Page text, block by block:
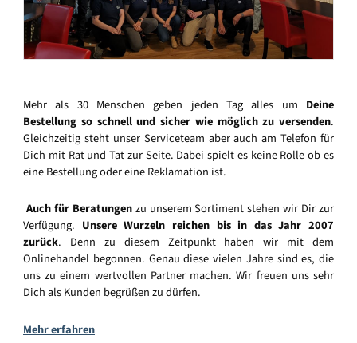
Mehr als 30 Menschen geben jeden Tag alles um Deine
Bestellung so schnell und sicher wie möglich zu versenden.
Gleichzeitig steht unser Serviceteam aber auch am Telefon für
Dich mit Rat und Tat zur Seite. Dabei spielt es keine Rolle ob es
eine Bestellung oder eine Reklamation ist.
Auch für Beratungenzu unserem Sortiment stehen wir Dir zur
Verfügung. Unsere Wurzeln reichen bis in das Jahr 2007
zurück. Denn zu diesem Zeitpunkt haben wir mit dem
Onlinehandel begonnen. Genau diese vielen Jahre sind es, die
uns zu einem wertvollen Partner machen. Wir freuen uns sehr
Dich als Kunden begrüßen zu dürfen.
Mehr erfahren